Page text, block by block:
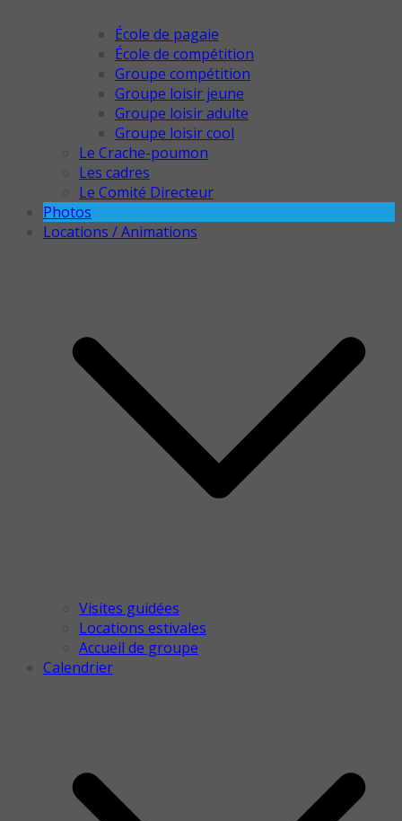
École de pagaie
École de compétition
Groupe compétition
Groupe loisir jeune
Groupe loisir adulte
Groupe loisir cool
Le Crache-poumon
Les cadres
Le Comité Directeur
Photos
Locations / Animations
Visites guidées
Locations estivales
Accueil de groupe
Calendrier